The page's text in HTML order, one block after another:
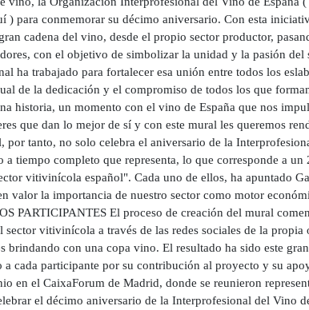
) para conmemorar su décimo aniversario. Con esta
cadena del vino, desde el propio sector productor,
con el objetivo de simbolizar la unidad y la pasión
ha trabajado para fortalecer esa unión entre todos los
de la dedicación y el compromiso de todos los que
historia, un momento con el vino de España que nos
que dan lo mejor de sí y con este mural les queremos
por tanto, no solo celebra el aniversario de la
a tiempo completo que representa, lo que corresponde a
vitivinícola español". Cada uno de ellos, ha apuntado
valor la importancia de nuestro sector como motor
PARTICIPANTES El proceso de creación del mural
sector vitivinícola a través de las redes sociales de la propia
brindando con una copa vino. El resultado ha sido este
a cada participante por su contribución al proyecto y su
en el CaixaForum de Madrid, donde se reunieron
el décimo aniversario de la Interprofesional del Vino